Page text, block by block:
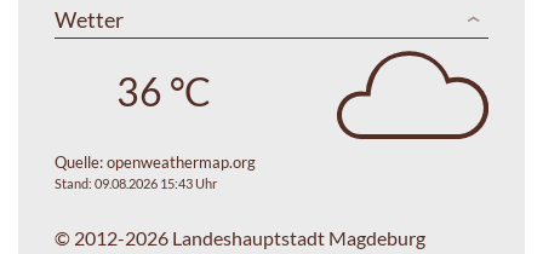
Wetter
36 °C
Quelle:openweathermap.org
Stand: 09.08.2026 15:43 Uhr
© 2012-2026 Landeshauptstadt Magdeburg